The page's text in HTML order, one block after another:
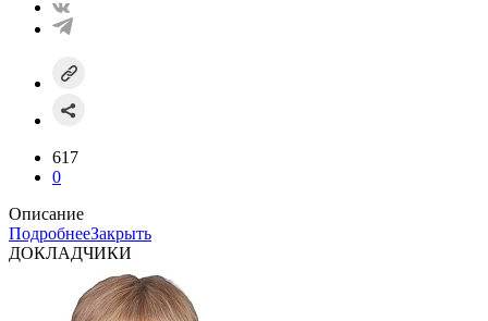
617
0
Описание
ПодробнееЗакрыть
ДОКЛАДЧИКИ